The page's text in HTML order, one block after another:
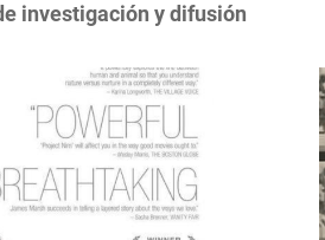
investigación y difusión